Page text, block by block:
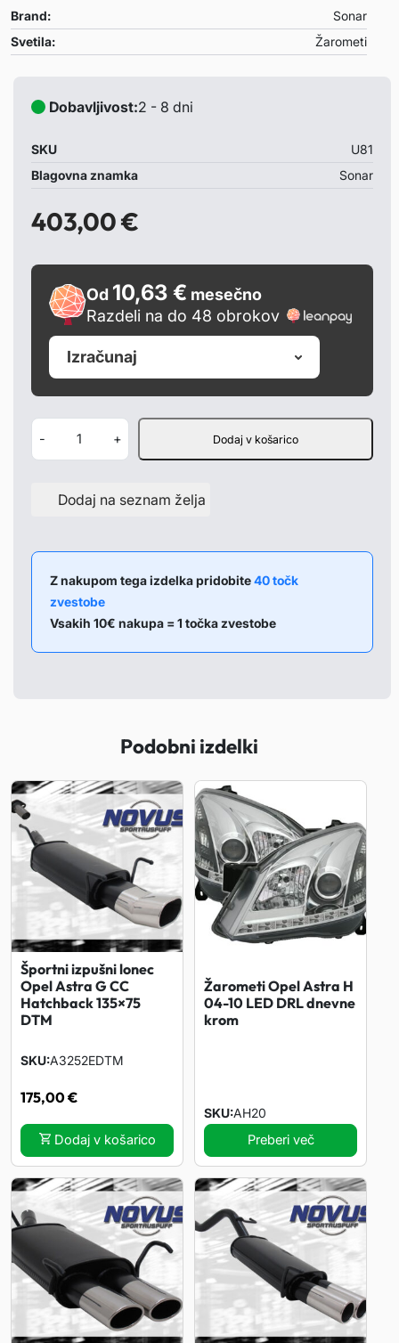
Garancija:
– 1 leto
Primerni za:
Opombe:
– cena je za par žarometov
Brand:
Sonar
Svetila:
Žarometi
Dobavljivost:2 - 8 dni
SKU
U81
Blagovna znamka
Sonar
403,00€
Od 10,63 € mesečno
Razdeli na do 48 obrokov
Izračunaj
-
a
e
p
t
a
H
0
0
9
L
E
D
s
v
e
t
i
e
+ Dodaj v košarico
Dodaj na seznam želja
Z nakupom tega izdelka pridobite40 točk
zvestobe
Vsakih 10€ nakupa = 1 točka zvestobe
Podobni izdelki
Športni izpušni lonec
Opel Astra G CC
Hatchback 135×75
DTM
SKU A3252EDTM
175,00€
Dodaj v košarico
Žarometi Opel Astra H
04-10 LED DRL dnevne
krom
SKU AH20
Preberi več